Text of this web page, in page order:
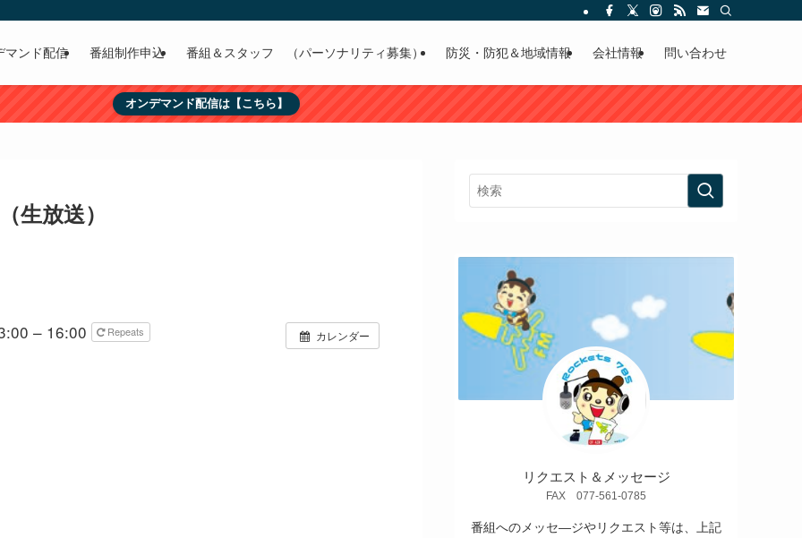
マンド配信 番組制作申込 番組＆スタッフ （パーソナリティ募集） 防災・防犯＆地域情報 会社情報 問い合わせ
オンデマンド配信は【こちら】
生放送）
カレンダー
– 16:00 Repeats
リクエスト＆メッセージ
FAX 077-561-0785
番組へのメッセ―ジやリクエスト等は、上記